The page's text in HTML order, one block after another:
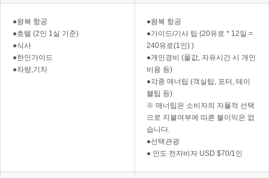
●왕복 항공
●호텔 (2인 1실 기준)
●식사
●한인가이드
●차량,기차
●왕복 항공
●가이드/기사 팁 (20유로 * 12일 =
240유로(1인) )
●개인경비 (물값, 자유시간 시 개인
비용 등)
●각종 매너팁 (객실팁, 포터, 테이
블팁 등)
※ 매너팁은 소비자의 자율적 선택
으로 지불여부에 따른 불이익은 없
습니다.
●선택관광
● 인도 전자비자 USD $70/1인